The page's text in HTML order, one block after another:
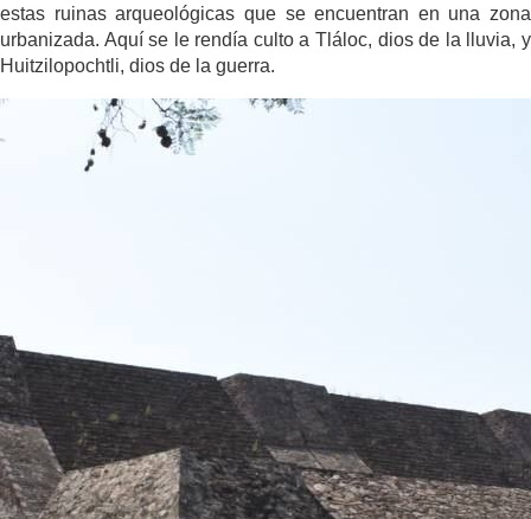
estas ruinas arqueológicas que se encuentran en una zona
urbanizada. Aquí se le rendía culto a Tláloc, dios de la lluvia, y
Huitzilopochtli, dios de la guerra.